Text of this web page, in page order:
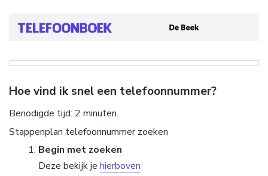
Hoe vind ik snel een telefoonnummer?
Benodigde tijd: 2 minuten.
Stappenplan telefoonnummer zoeken
Begin met zoeken
Deze bekijk je hierboven